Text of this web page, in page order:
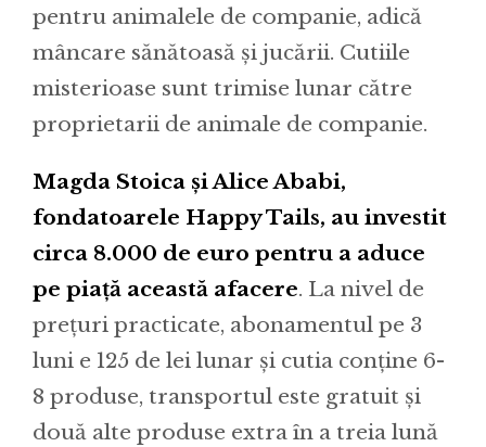
pentru animalele de companie, adică
mâncare sănătoasă și jucării. Cutiile
misterioase sunt trimise lunar către
proprietarii de animale de companie.
Magda Stoica și Alice Ababi,
fondatoarele Happy Tails, au investit
circa 8.000 de euro pentru a aduce
pe piață această afacere. La nivel de
prețuri practicate, abonamentul pe 3
luni e 125 de lei lunar și cutia conține 6-
8 produse, transportul este gratuit și
două alte produse extra în a treia lună